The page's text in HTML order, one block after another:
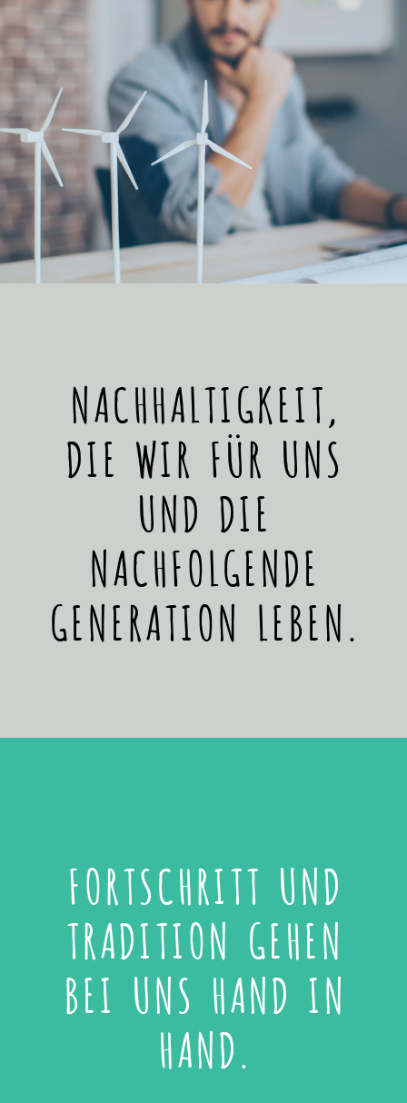
NACHHALTIGKEIT,
DIE WIR FÜR UNS
UND DIE
NACHFOLGENDE
GENERATION LEBEN.
FORTSCHRITT UND
TRADITION GEHEN
BEI UNS HAND IN
HAND.